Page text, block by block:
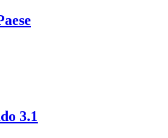
3.1